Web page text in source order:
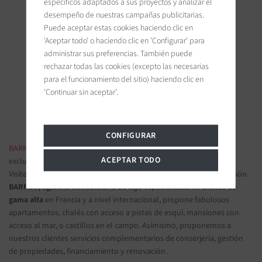
BARNES Ile de Ré
19 bis, Cours Félix Faure
17630 La Flotte-en-Ré, France
Únanse a nosotros en las redes sociales
BARNES INMOBILIARIA DE LUJO- Las más bellas propiedades
exclusivas y apartamentos de lujo
Visítenos en nuestras oficinas y confíenos sus proyectos de inversión.
BARNES, agencia inmobiliaria de lujoespecializada enbienes de
gama alta en Francia y a nivel internacional, propone fabulosos
apartamentos, chalés con acceso a pistas de esquí, mansiones con
acceso al mar, o castillos en el campo. Asimismo, proponemos a
nuestros clientes servicios complementarios de conserjería, gestión
de propiedades, financiamiento y renovación.
desempeño de nuestras campañas publicitarias.
Puede aceptar estas cookies haciendo clic en
'Aceptar todo' o haciendo clic en 'Configurar' para
administrar sus preferencias. También puede
rechazar todas las cookies (excepto las necesarias
para el funcionamiento del sitio) haciendo clic en
'Continuar sin aceptar'.
CONFIGURAR
ACEPTAR TODO